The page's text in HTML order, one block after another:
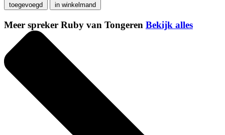
toegevoegd in winkelmand
Meer spreker Ruby van Tongeren Bekijk alles